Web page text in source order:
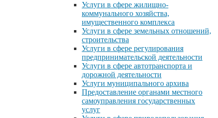
Услуги в сфере жилищно-
коммунального хозяйства,
имущественного комплекса
Услуги в сфере земельных отношений,
строительства
Услуги в сфере регулирования
предпринимательской деятельности
Услуги в сфере автотранспорта и
дорожной деятельности
Услуги муниципального архива
Предоставление органами местного
самоуправления государственных
услуг